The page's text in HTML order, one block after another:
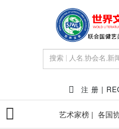
注 册 |
艺术家榜 | 各国